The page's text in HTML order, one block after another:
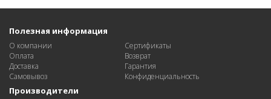
Полезная информация
О компании
Оплата
Доставка
Самовывоз
Сертификаты
Возврат
Гарантия
Конфиденциальность
Производители